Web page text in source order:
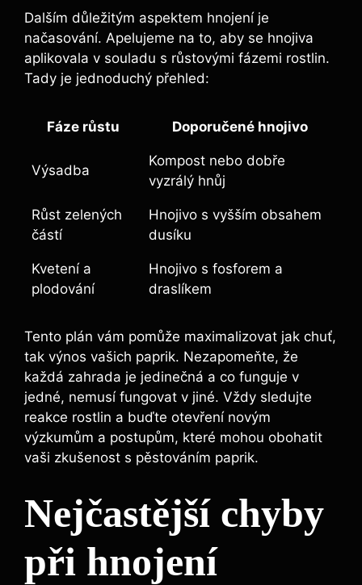
Dalším důležitým ‍aspektem hnojení je
načasování. Apelujeme na to, aby se ⁢hnojiva
⁤aplikovala v souladu‌ s růstovými fázemi rostlin. ​
Tady je jednoduchý přehled:
Fáze růstu Doporučené‌ hnojivo
Výsadba
Kompost ⁢nebo dobře⁢
vyzrálý hnůj
Růst ‌zelených
částí
Hnojivo s ‍vyšším obsahem
dusíku
Kvetení a
⁢plodování
Hnojivo ‍s ⁣fosforem a
draslíkem
Tento plán vám pomůže​ maximalizovat ‌jak chuť,
tak ⁤výnos ‌vašich ⁣paprik. Nezapomeňte, že
každá zahrada ⁢je jedinečná ‌a co funguje v
jedné, nemusí fungovat v​ jiné. Vždy ⁣sledujte
⁣reakce rostlin ⁣a buďte otevření novým‌
výzkumům a postupům, které mohou ⁢obohatit
vaši​ zkušenost s pěstováním paprik.
Nejčastější chyby⁤
při hnojení